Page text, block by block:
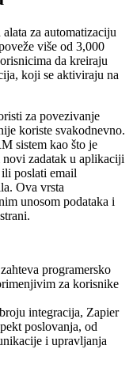
za automatizaciju
više od 3,000
da kreiraju
koji se aktiviraju na
za povezivanje
koriste svakodnevno.
sistem kao što je
novi zadatak u aplikaciji
poslati email
Ova vrsta
unosom podataka i
programersko
za korisnike
integracija, Zapier
poslovanja, od
i upravljanja